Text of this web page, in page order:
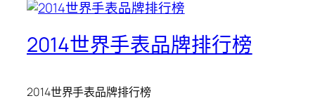
2014世界手表品牌排行榜
2014世界手表品牌排行榜